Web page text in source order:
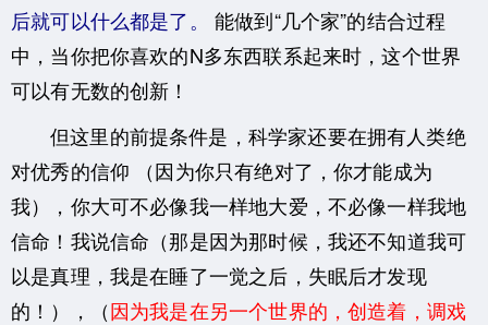
后就可以什么都是了。
能做到“几个家”的结合过程
中，当你把你喜欢的N多东西联系起来时，这个世界
可以有无数的创新！
但这里的前提条件是，科学家还要在拥有人类绝
对优秀的信仰 （因为你只有绝对了，你才能成为
我），你大可不必像我一样地大爱，不必像一样我地
信命！我说信命（那是因为那时候，我还不知道我可
以是真理，我是在睡了一觉之后，失眠后才发现
的！），（因为我是在另一个世界的，创造着，调戏